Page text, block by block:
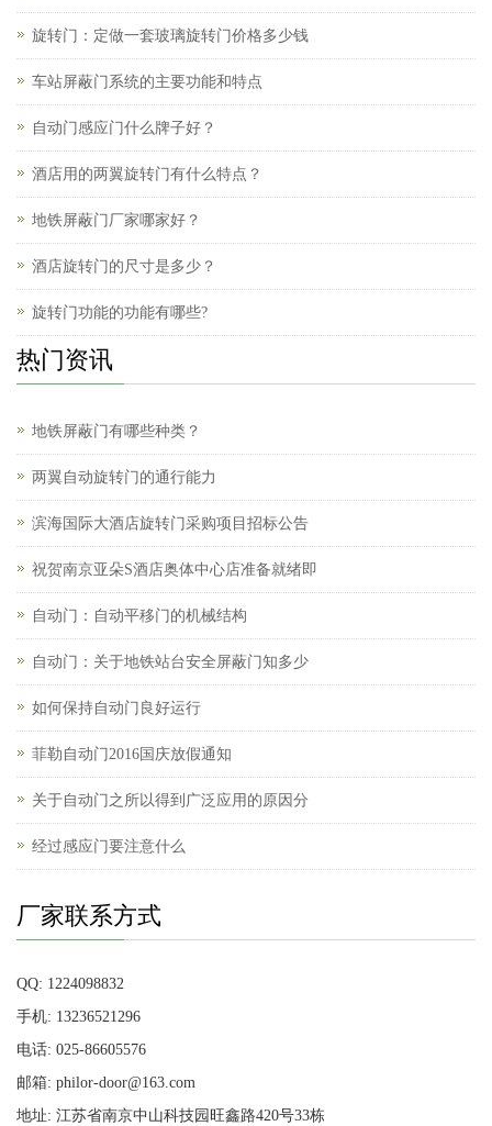
旋转门：定做一套玻璃旋转门价格多少钱
车站屏蔽门系统的主要功能和特点
自动门感应门什么牌子好？
酒店用的两翼旋转门有什么特点？
地铁屏蔽门厂家哪家好？
酒店旋转门的尺寸是多少？
旋转门功能的功能有哪些?
热门资讯
地铁屏蔽门有哪些种类？
两翼自动旋转门的通行能力
滨海国际大酒店旋转门采购项目招标公告
祝贺南京亚朵S酒店奥体中心店准备就绪即
自动门：自动平移门的机械结构
自动门：关于地铁站台安全屏蔽门知多少
如何保持自动门良好运行
菲勒自动门2016国庆放假通知
关于自动门之所以得到广泛应用的原因分
经过感应门要注意什么
厂家联系方式
QQ: 1224098832
手机: 13236521296
电话: 025-86605576
邮箱: philor-door@163.com
地址: 江苏省南京中山科技园旺鑫路420号33栋